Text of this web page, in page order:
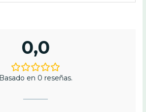
0,0
Basado en 0 reseñas.